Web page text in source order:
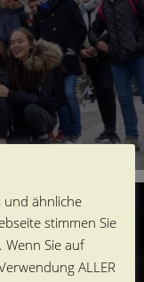
und ähnliche
stimmen Sie
Wenn Sie auf
ALLER